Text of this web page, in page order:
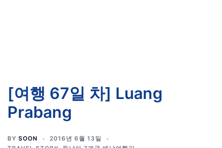
[여행 67일 차] Luang
Prabang
BY SOON
2016년 6월 13일